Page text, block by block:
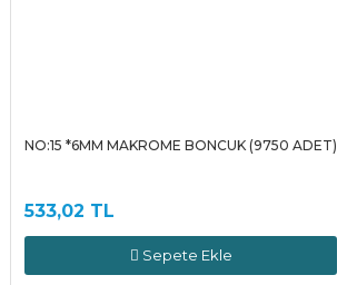
NO:15 *6MM MAKROME BONCUK (9750 ADET)
533,02 TL
Sepete Ekle